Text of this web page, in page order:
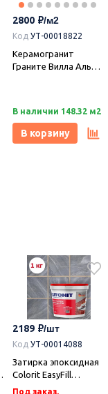
2800
Код УТ-00018822
Керамогранит
Граните Вилла Альба
Idalgo (Идальго)
В наличии 148.32 м2
В корзину
2189
Код УТ-00014088
Затирка эпоксидная
Colorit EasyFill
бежевый 1 кг,
Под заказ.